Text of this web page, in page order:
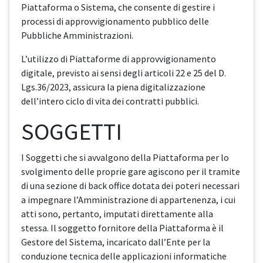
Piattaforma o Sistema, che consente di gestire i
processi di approvvigionamento pubblico delle
Pubbliche Amministrazioni.
L’utilizzo di Piattaforme di approvvigionamento
digitale, previsto ai sensi degli articoli 22 e 25 del D.
Lgs.36/2023, assicura la piena digitalizzazione
dell’intero ciclo di vita dei contratti pubblici.
SOGGETTI
I Soggetti che si avvalgono della Piattaforma per lo
svolgimento delle proprie gare agiscono per il tramite
di una sezione di back office dotata dei poteri necessari
a impegnare l’Amministrazione di appartenenza, i cui
atti sono, pertanto, imputati direttamente alla
stessa. Il soggetto fornitore della Piattaforma è il
Gestore del Sistema, incaricato dall’Ente per la
conduzione tecnica delle applicazioni informatiche